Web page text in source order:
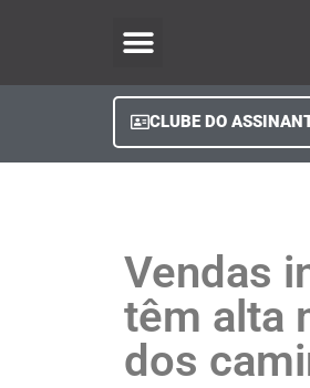
CLUBE DO
Vendas
têm alta
dos